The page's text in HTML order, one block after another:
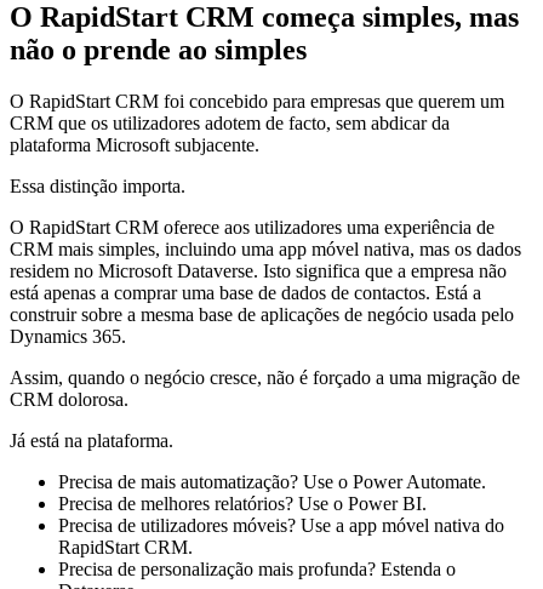
O RapidStart CRM começa simples, mas
não o prende ao simples
O RapidStart CRM foi concebido para empresas que querem um
CRM que os utilizadores adotem de facto, sem abdicar da
plataforma Microsoft subjacente.
Essa distinção importa.
O RapidStart CRM oferece aos utilizadores uma experiência de
CRM mais simples, incluindo uma app móvel nativa, mas os dados
residem no Microsoft Dataverse. Isto significa que a empresa não
está apenas a comprar uma base de dados de contactos. Está a
construir sobre a mesma base de aplicações de negócio usada pelo
Dynamics 365.
Assim, quando o negócio cresce, não é forçado a uma migração de
CRM dolorosa.
Já está na plataforma.
Precisa de mais automatização? Use o Power Automate.
Precisa de melhores relatórios? Use o Power BI.
Precisa de utilizadores móveis? Use a app móvel nativa do
RapidStart CRM.
Precisa de personalização mais profunda? Estenda o